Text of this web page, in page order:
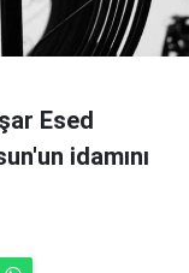
Esed
idamını